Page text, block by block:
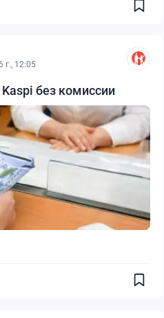
г., 12:05
без комиссии